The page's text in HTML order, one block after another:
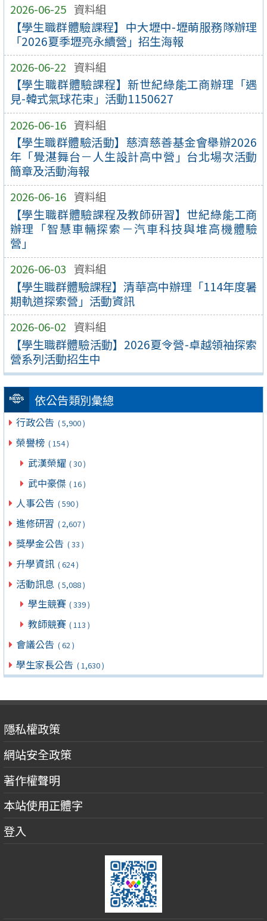
2026-06-25 資料組
【學生職群體驗課程】中大壢中-壢萌服務隊辦理
「2026夏季壢亮永續營」招生海報
2026-06-22 資料組
【學生職群體驗課程】新世紀綠能工商辦理「遇
見-韓式氣球花束」活動1150627
2026-06-16 資料組
【學生職群體驗活動】慈濟慈善基金會舉辦2026
年「覺湛舞台－人生設計高中營」台北場次活動
簡章及活動海報
2026-06-16 資料組
【學生職群體驗課程及教師研習】世紀綠能工商
辦理「智慧車輛探索－汽車科技與堆高機體驗
營」
2026-06-03 資料組
【學生職群體驗課程】清華高中辦理「114年度暑
期軌道探索營」活動資訊
2026-06-02 資料組
【學生職群體驗活動】2026夏令營-卓越領袖探索
營系列活動招生中
依公告類別彙總
行政公告 ( 5,900 )
榮譽榜 ( 154 )
武漢榮耀 ( 30 )
武中豪傑 ( 16 )
人事公告 ( 590 )
進修研習 ( 2,607 )
獎學金公告 ( 33 )
升學資訊 ( 624 )
活動訊息 ( 5,088 )
學生競賽 ( 339 )
教師競賽 ( 113 )
會議公告 ( 62 )
學生家長公告 ( 1,630 )
隱私權政策
網站安全政策
著作權聲明
本站使用正體字
登入